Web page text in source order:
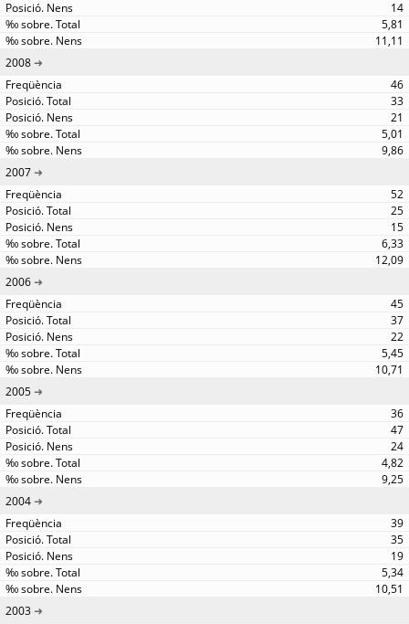
14
5,81
11,11
2008
46
33
21
5,01
9,86
2007
52
25
15
6,33
12,09
2006
45
37
22
5,45
10,71
2005
36
47
24
4,82
9,25
2004
39
35
19
5,34
10,51
2003